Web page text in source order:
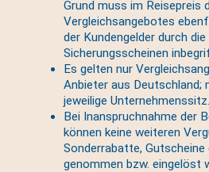
Grund muss im Reisepreis
Vergleichsangebotes
der Kundengelder durch
Sicherungsscheinen
Es gelten nur
Anbieter aus Deutschland;
jeweilige Unternehmenssitz.
Bei Inanspruchnahme der
können keine weiteren
Sonderrabatte, Gutscheine
genommen bzw. eingelöst